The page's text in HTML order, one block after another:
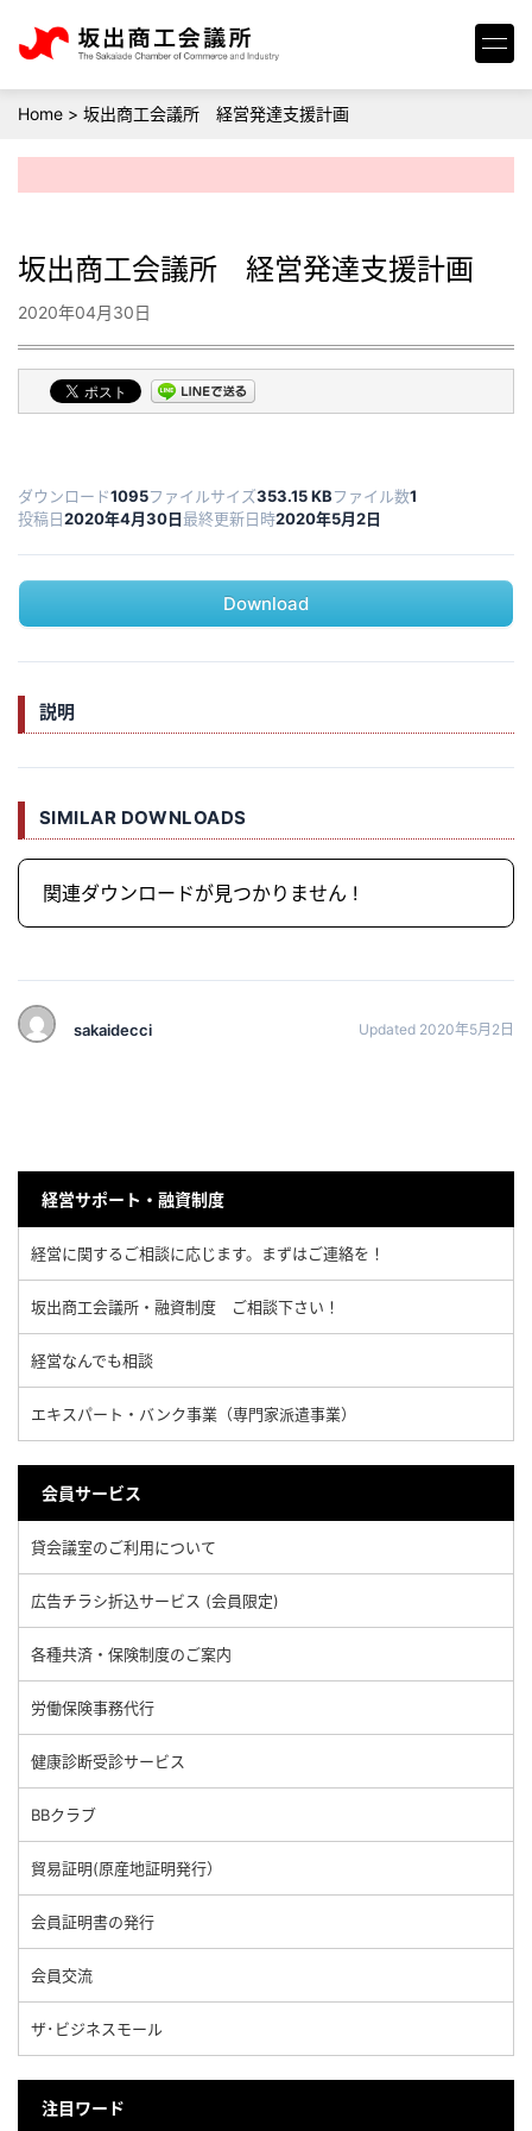
Home > 坂出商工会議所 経営発達支援計画
坂出商工会議所 経営発達支援計画
2020年04月30日
ダウンロード1095ファイルサイズ353.15 KBファイル数1
投稿日2020年4月30日最終更新日時2020年5月2日
Download
説明
SIMILAR DOWNLOADS
関連ダウンロードが見つかりません !
sakaidecci Updated 2020年5月2日
経営サポート・融資制度
経営に関するご相談に応じます。まずはご連絡を！
坂出商工会議所・融資制度 ご相談下さい！
経営なんでも相談
エキスパート・バンク事業（専門家派遣事業）
会員サービス
貸会議室のご利用について
広告チラシ折込サービス (会員限定)
各種共済・保険制度のご案内
労働保険事務代行
健康診断受診サービス
BBクラブ
貿易証明(原産地証明発行）
会員証明書の発行
会員交流
ザ･ビジネスモール
注目ワード